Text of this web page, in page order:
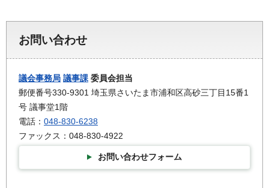
お問い合わせ
議会事務局 議事課 委員会担当
郵便番号330-9301 埼玉県さいたま市浦和区高砂三丁目15番1
号 議事堂1階
電話： 048-830-6238
ファックス：048-830-4922
お問い合わせフォーム